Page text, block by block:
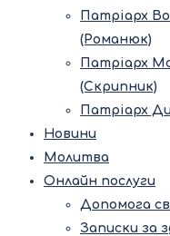
Патріарх
(Романюк)
Патріарх
(Скрипник)
Патріарх
Новини
Молитва
Онлайн послуги
Допомога
Записки за